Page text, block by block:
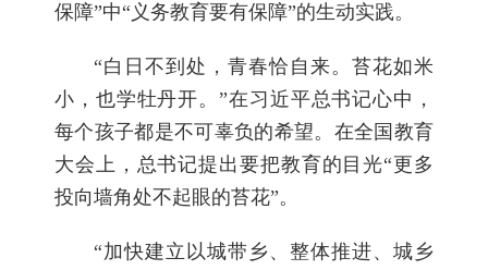
保障”中“义务教育要有保障”的生动实践。
“白日不到处，青春恰自来。苔花如米
小，也学牡丹开。”在习近平总书记心中，
每个孩子都是不可辜负的希望。在全国教育
大会上，总书记提出要把教育的目光“更多
投向墙角处不起眼的苔花”。
“加快建立以城带乡、整体推进、城乡